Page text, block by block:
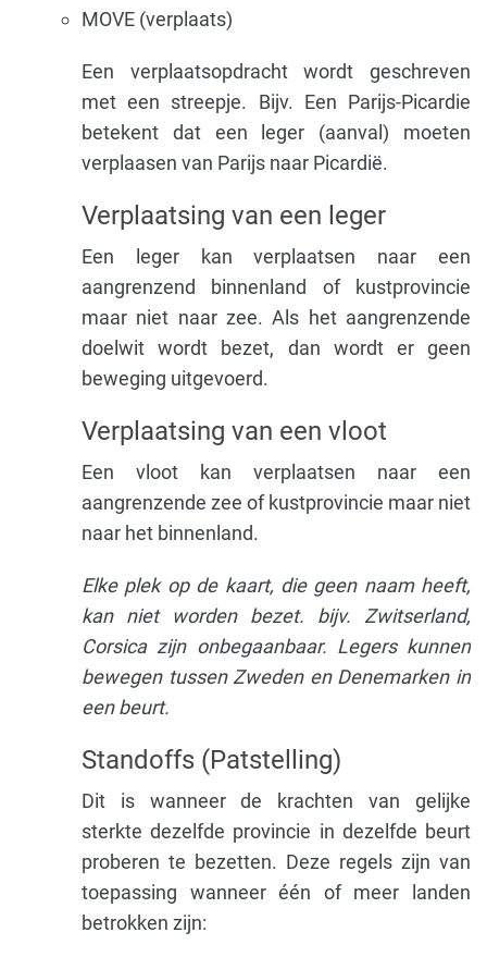
MOVE (verplaats)
Een verplaatsopdracht wordt geschreven
met een streepje. Bijv. Een Parijs-Picardie
betekent dat een leger (aanval) moeten
verplaasen van Parijs naar Picardië.
Verplaatsing van een leger
Een leger kan verplaatsen naar een
aangrenzend binnenland of kustprovincie
maar niet naar zee. Als het aangrenzende
doelwit wordt bezet, dan wordt er geen
beweging uitgevoerd.
Verplaatsing van een vloot
Een vloot kan verplaatsen naar een
aangrenzende zee of kustprovincie maar niet
naar het binnenland.
Elke plek op de kaart, die geen naam heeft,
kan niet worden bezet. bijv. Zwitserland,
Corsica zijn onbegaanbaar. Legers kunnen
bewegen tussen Zweden en Denemarken in
een beurt.
Standoffs (Patstelling)
Dit is wanneer de krachten van gelijke
sterkte dezelfde provincie in dezelfde beurt
proberen te bezetten. Deze regels zijn van
toepassing wanneer één of meer landen
betrokken zijn: